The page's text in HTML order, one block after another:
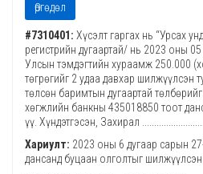
Өргөдөл
#7310401: Хүсэлт гаргах нь “Урсах
регистрийн дугаартай/ нь 2023 оны
Улсын тэмдэгтийн хураамж 250.000
төгрөгийг 2 удаа давхар шилжүүлсэн
төлсөн баримтын дугаартай
хөгжлийн банкны 435018850 тоот
үү. Хүндэтгэсэн, Захирал
Хариулт: 2023 оны 6 дугаар сарын
дансанд буцаан олголтыг